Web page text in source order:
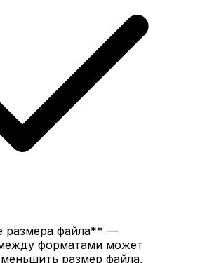
размера файла** —
форматами может
размер файла,